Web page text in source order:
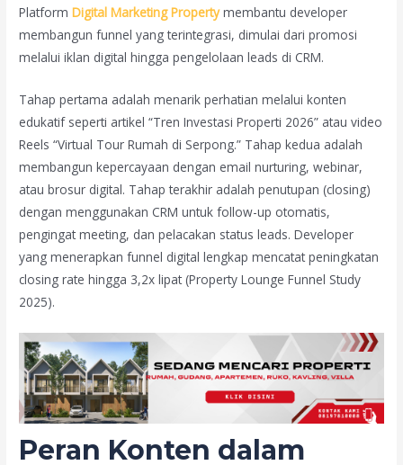
PlatformDigital Marketing Propertymembantu developer
membangun funnel yang terintegrasi, dimulai dari promosi
melalui iklan digital hingga pengelolaan leads di CRM.
Tahap pertama adalah menarik perhatian melalui konten
edukatif seperti artikel “Tren Investasi Properti 2026” atau video
Reels “Virtual Tour Rumah di Serpong.” Tahap kedua adalah
membangun kepercayaan dengan email nurturing, webinar,
atau brosur digital. Tahap terakhir adalah penutupan (closing)
dengan menggunakan CRM untuk follow-up otomatis,
pengingat meeting, dan pelacakan status leads. Developer
yang menerapkan funnel digital lengkap mencatat peningkatan
closing rate hingga 3,2x lipat (Property Lounge Funnel Study
2025).
Peran Konten dalam